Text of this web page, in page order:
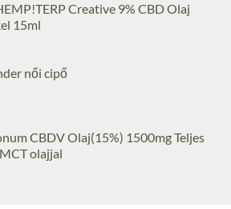
Creative 9% CBD Olaj
15ml
női cipő
CBDV Olaj(15%) 1500mg Teljes
olajjal